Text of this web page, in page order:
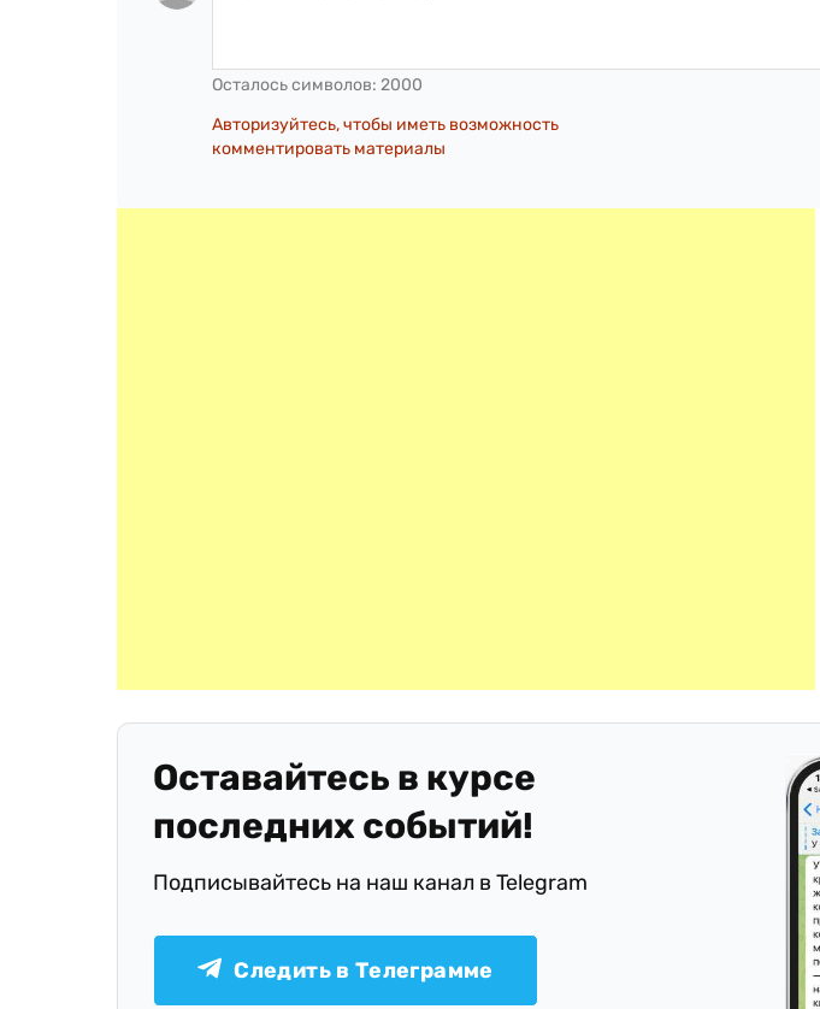
Осталось символов: 2000
Авторизуйтесь, чтобы иметь возможность
комментировать материалы
Оставайтесь в курсе
последних событий!
Подписывайтесь на наш канал в Telegram
Следить в Телеграмме